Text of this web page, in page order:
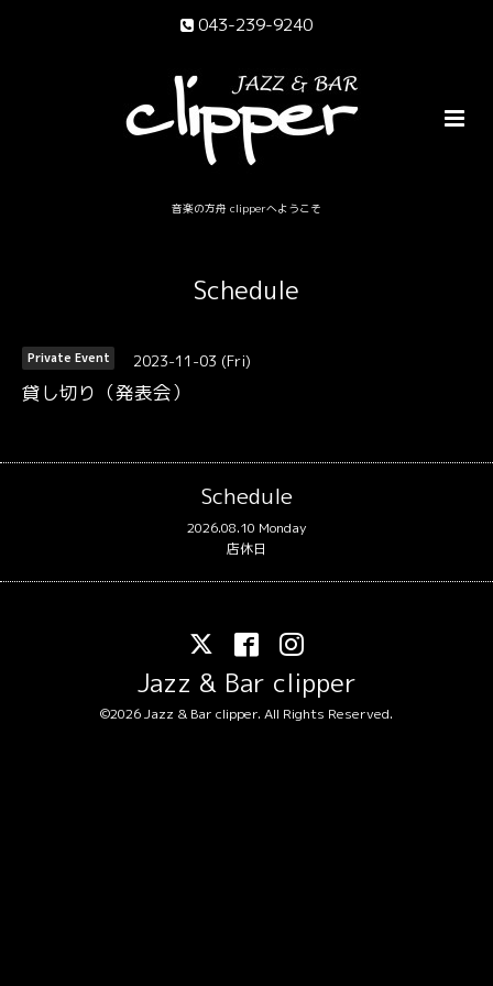
043-239-9240
音楽の方舟 clipperへようこそ
Schedule
Private Event 2023-11-03 (Fri)
貸し切り（発表会）
Schedule
2026.08.10 Monday
店休日
Jazz & Bar clipper
©2026Jazz & Bar clipper. All Rights Reserved.